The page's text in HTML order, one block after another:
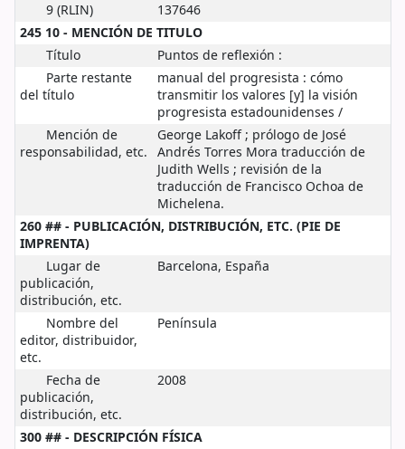
9 (RLIN)
137646
245 10 - MENCIÓN DE TITULO
Título
Puntos de reflexión :
Parte restante
del título
manual del progresista : cómo
transmitir los valores [y] la visión
progresista estadounidenses /
Mención de
responsabilidad, etc.
George Lakoff ; prólogo de José
Andrés Torres Mora traducción de
Judith Wells ; revisión de la
traducción de Francisco Ochoa de
Michelena.
260 ## - PUBLICACIÓN, DISTRIBUCIÓN, ETC. (PIE DE
IMPRENTA)
Lugar de
publicación,
distribución, etc.
Barcelona, España
Nombre del
editor, distribuidor,
etc.
Península
Fecha de
publicación,
distribución, etc.
2008
300 ## - DESCRIPCIÓN FÍSICA